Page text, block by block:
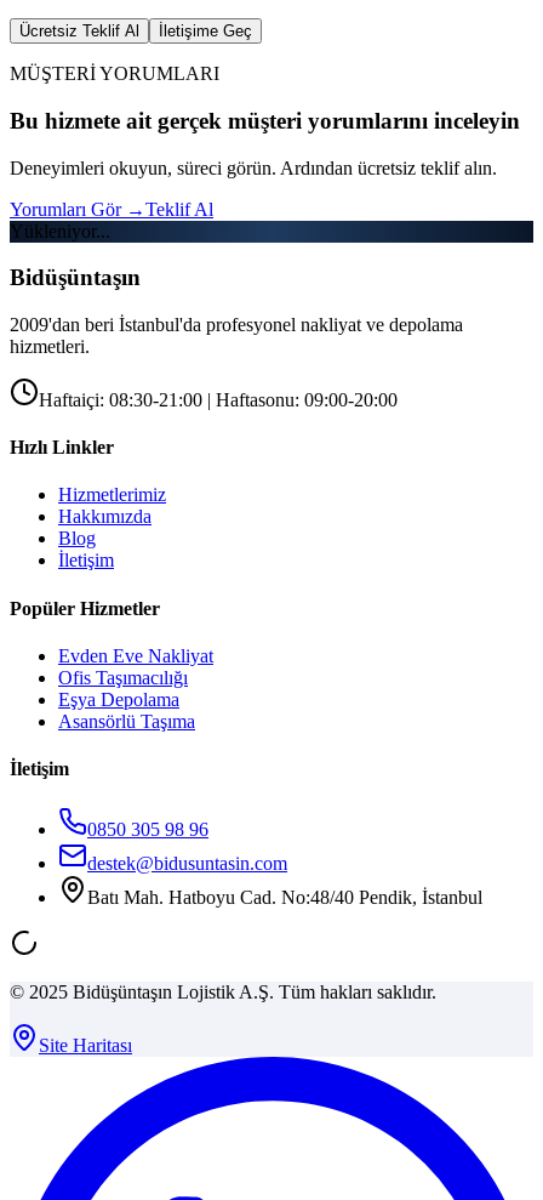
Ücretsiz Teklif Al İletişime Geç
MÜŞTERİ YORUMLARI
Bu hizmete ait gerçek müşteri yorumlarını inceleyin
Deneyimleri okuyun, süreci görün. Ardından ücretsiz teklif alın.
Yorumları Gör →Teklif Al
Yükleniyor...
Bidüşüntaşın
2009'dan beri İstanbul'da profesyonel nakliyat ve depolama
hizmetleri.
Haftaiçi: 08:30-21:00 | Haftasonu: 09:00-20:00
Hızlı Linkler
Hizmetlerimiz
Hakkımızda
Blog
İletişim
Popüler Hizmetler
Evden Eve Nakliyat
Ofis Taşımacılığı
Eşya Depolama
Asansörlü Taşıma
İletişim
0850 305 98 96
destek@bidusuntasin.com
Batı Mah. Hatboyu Cad. No:48/40 Pendik, İstanbul
© 2025 Bidüşüntaşın Lojistik A.Ş. Tüm hakları saklıdır.
Site Haritası